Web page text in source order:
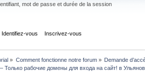
mot de passe et durée de la session
Identifiez-vous Inscrivez-vous
» Comment fonctionne notre forum» Demande
Только рабочие домены для входа на сайт! в